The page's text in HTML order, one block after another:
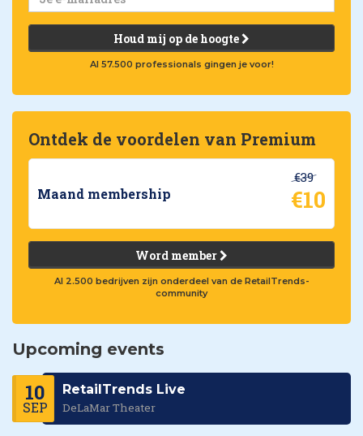
Houd mij op de hoogte
Al 57.500 professionals gingen je voor!
Ontdek de voordelen van Premium
Maand membership
€39
€10
Word member
Al 2.500 bedrijven zijn onderdeel van de RetailTrends-
community
Upcoming events
10
SEP
RetailTrends Live
DeLaMar Theater